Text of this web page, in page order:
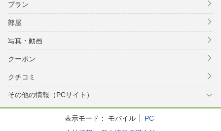
プラン
部屋
写真・動画
クーポン
クチコミ
その他の情報（PCサイト）
表示モード： モバイル
PC